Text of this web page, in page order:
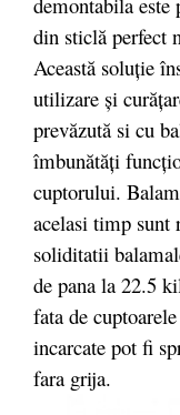
din sticlă perfect
Această soluţie
utilizare şi
prevăzută si cu
îmbunătăţi
cuptorului.
acelasi timp sunt
soliditatii
de pana la 22.5
fata de
incarcate pot fi
fara grija.